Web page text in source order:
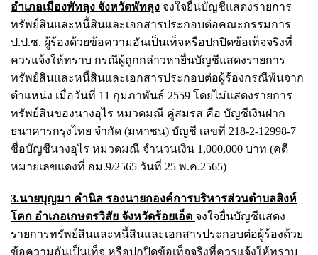
อําเภอเมืองพัทลุง จังหวัดพัทลุง จงใจยื่นบัญชีแสดงรายการ
ทรัพย์สินและหนี้สินและเอกสารประกอบต่อคณะกรรมการ
ป.ป.ช. ผู้ร้องด้วยข้อความอันเป็นเท็จหรือปกปิดข้อเท็จจริงที่
ควรแจ้งให้ทราบ กรณีผู้ถูกกล่าวหายื่นบัญชีแสดงรายการ
ทรัพย์สินและหนี้สินและเอกสารประกอบต่อผู้ร้องกรณีพ้นจาก
ตําแหน่ง เมื่อวันที่ 11 กุมภาพันธ์ 2559 โดยไม่แสดงรายการ
ทรัพย์สินของนางอุไร หมวดมณี คู่สมรส คือ บัญชีเงินฝาก
ธนาคารกรุงไทย จํากัด (มหาชน) บัญชี เลขที่ 218-2-12998-7
ชื่อบัญชีนางอุไร หมวดมณี จํานวนเงิน 1,000,000 บาท (คดี
หมายเลขแดงที่ อม.9/2565 วันที่ 25 พ.ค.2565)
3.นายบุญมา คำนิล รองนายกองค์การบริหารส่วนตําบลสิงห์
โคก อําเภอเกษตรวิสัย จังหวัดร้อยเอ็ด จงใจยื่นบัญชีแสดง
รายการทรัพย์สินและหนี้สินและเอกสารประกอบต่อผู้ร้องด้วย
ข้อความอันเป็นเท็จ หรือปกปิดข้อเท็จจริงที่ควรแจ้งให้ทราบ